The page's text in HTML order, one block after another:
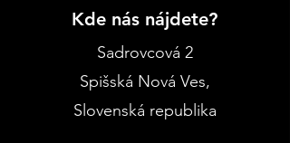
Kde nás nájdete?
Sadrovcová 2
Spišská Nová Ves,
Slovenská republika